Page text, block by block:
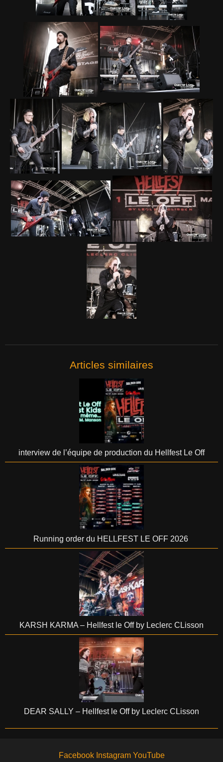
Articles similaires
interview de l’équipe de production du Hellfest Le Off
Running order du HELLFEST LE OFF 2026
KARSH KARMA – Hellfest le Off by Leclerc CLisson
DEAR SALLY – Hellfest le Off by Leclerc CLisson
Facebook Instagram YouTube